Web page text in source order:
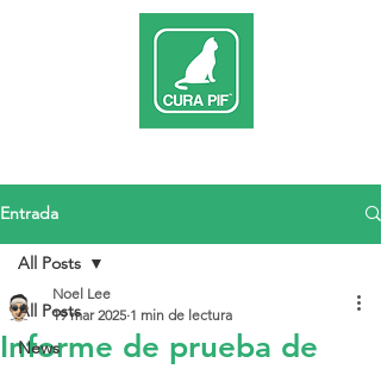
Entrada
All Posts
News
All Posts
Informe de prueba de
Noel Lee
19 mar 2025 1 min de lectura